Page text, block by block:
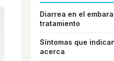
Diarrea en el
tratamiento
Síntomas que
acerca